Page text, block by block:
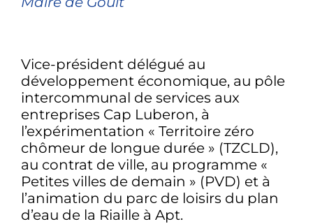
Vice-président délégué au
développement économique, au pôle
intercommunal de services aux
entreprises Cap Luberon, à
l’expérimentation « Territoire zéro
chômeur de longue durée » (TZCLD),
au contrat de ville, au programme «
Petites villes de demain » (PVD) et à
l’animation du parc de loisirs du plan
d’eau de la Riaille à Apt.